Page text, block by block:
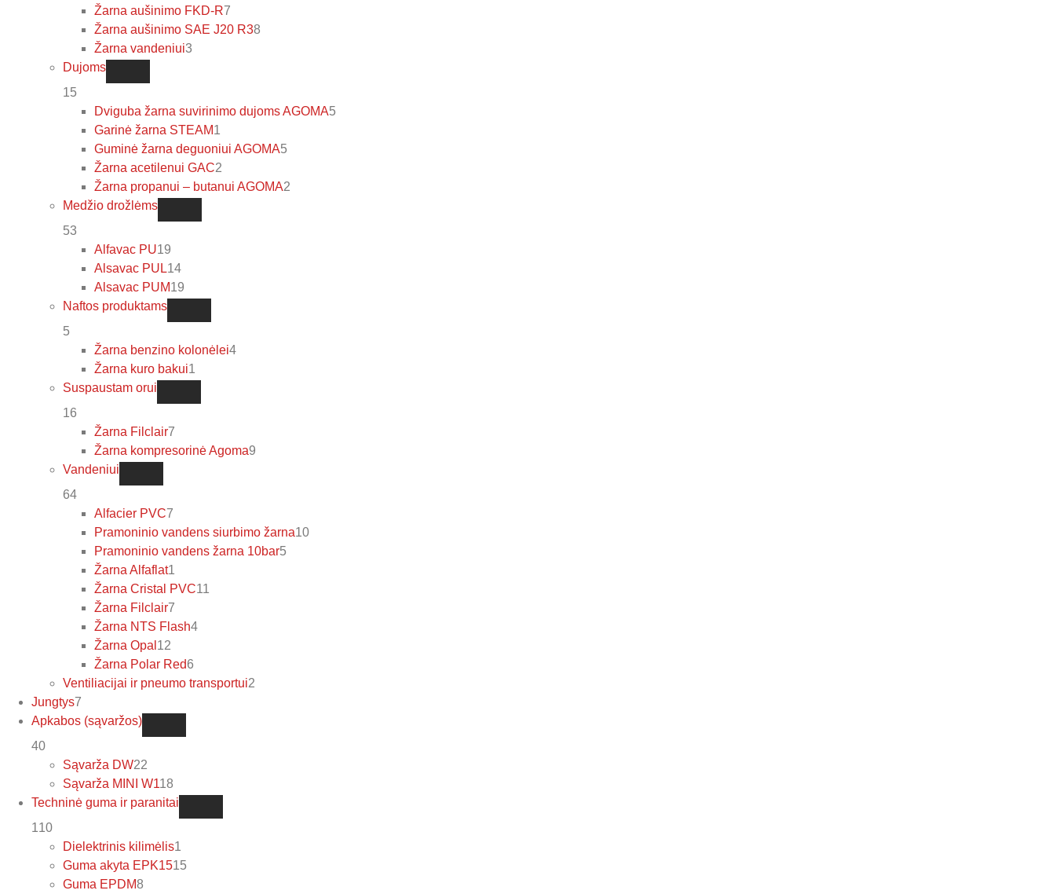
Žarna aušinimo FKD-R7
Žarna aušinimo SAE J20 R38
Žarna vandeniui3
Dujoms
15
Dviguba žarna suvirinimo dujoms AGOMA5
Garinė žarna STEAM1
Guminė žarna deguoniui AGOMA5
Žarna acetilenui GAC2
Žarna propanui – butanui AGOMA2
Medžio drožlėms
53
Alfavac PU19
Alsavac PUL14
Alsavac PUM19
Naftos produktams
5
Žarna benzino kolonėlei4
Žarna kuro bakui1
Suspaustam orui
16
Žarna Filclair7
Žarna kompresorinė Agoma9
Vandeniui
64
Alfacier PVC7
Pramoninio vandens siurbimo žarna10
Pramoninio vandens žarna 10bar5
Žarna Alfaflat1
Žarna Cristal PVC11
Žarna Filclair7
Žarna NTS Flash4
Žarna Opal 12
Žarna Polar Red6
Ventiliacijai ir pneumo transportui2
Jungtys7
Apkabos (sąvaržos)
40
Sąvarža DW22
Sąvarža MINI W118
Techninė guma ir paranitai
110
Dielektrinis kilimėlis1
Guma akyta EPK1515
Guma EPDM8